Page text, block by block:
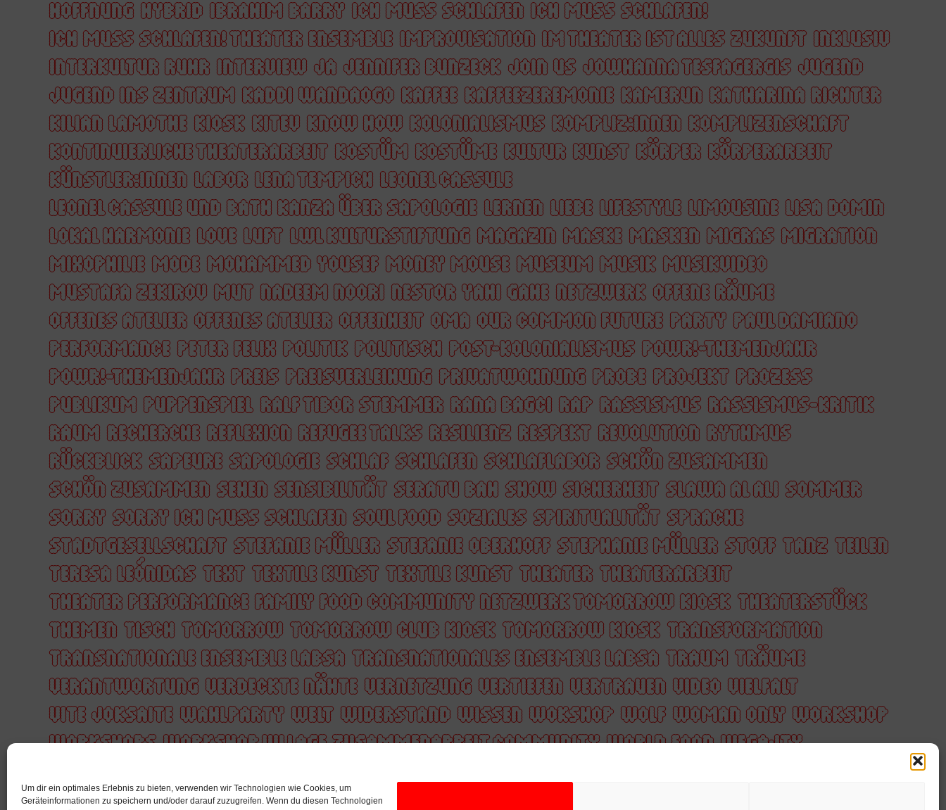
Um dir ein optimales Erlebnis zu bieten, verwenden wir Technologien wie Cookies, um
Geräteinformationen zu speichern und/oder darauf zuzugreifen. Wenn du diesen Technologien
HOFFNUNG HYBRID IBRAHIM BARRY ICH MUSS SCHLAFEN ICH MUSS SCHLAFEN!
ICH MUSS SCHLAFEN! THEATER ENSEMBLE IMPROVISATION IM THEATER IST ALLES ZUKUNFT INKLUSIV
INTERKULTUR RUHR INTERVIEW JA JENNIFER BUNZECK JOIN US JOWHANNA TESFAGERGIS JUGEND
JUGEND INS ZENTRUM KADDI WANDAOGO KAFFEE KAFFEEZEREMONIE KAMERUN KATHARINA RICHTER
KILIAN LAMOTHE KIOSK KITEV KNOW HOW KOLONIALISMUS KOMPLIZ:INNEN KOMPLIZENSCHAFT
KONTINUIERLICHE THEATERARBEIT KOSTÜM KOSTÜME KULTUR KUNST KÖRPER KÖRPERARBEIT
KÜNSTLER:INNEN LABOR LENA TEMPICH LEONEL CASSULE
LEONEL CASSULE UND BATH KANZA ÜBER SAPOLOGIE LERNEN LIEBE LIFESTYLE LIMOUSINE LISA DOMIN
LOKAL HARMONIE LOVE LUFT LWL KULTURSTIFTUNG MAGAZIN MASKE MASKEN MIGRAS MIGRATION
MIXOPHILIE MODE MOHAMMED YOUSEF MONEY MOUSE MUSEUM MUSIK MUSIKVIDEO
MUSTAFA ZEKIROV MUT NADEEM NOORI NESTOR YAHI GAHE NETZWERK OFFENE RÄUME
OFFENES ATELIER OFFENES ATELIER OFFENHEIT OMA OUR COMMON FUTURE PARTY PAUL DAMIANO
PERFORMANCE PETER FELIX POLITIK POLITISCH POST-KOLONIALISMUS POWR!-THEMENJAHR
POWR!-THEMENJAHR PREIS PREISVERLEIHUNG PRIVATWOHNUNG PROBE PROJEKT PROZESS
PUBLIKUM PUPPENSPIEL RALF TIBOR STEMMER RANA BAGCI RAP RASSISMUS RASSISMUS-KRITIK
RAUM RECHERCHE REFLEXION REFUGEE TALKS RESILIENZ RESPEKT REVOLUTION RYTHMUS
RÜCKBLICK SAPEURE SAPOLOGIE SCHLAF SCHLAFEN SCHLAFLABOR SCHÖN ZUSAMMEN
SCHÖN ZUSAMMEN SEHEN SENSIBILITÄT SERATU BAH SHOW SICHERHEIT SLAWA AL ALI SOMMER
SORRY SORRY ICH MUSS SCHLAFEN SOUL FOOD SOZIALES SPIRITUALITÄT SPRACHE
STADTGESELLSCHAFT STEFANIE MÜLLER STEFANIE OBERHOFF STEPHANIE MÜLLER STOFF TANZ TEILEN
TERESA LEÓNIDAS TEXT TEXTILE KUNST TEXTILE KUNST THEATER THEATERARBEIT
THEATER PERFORMANCE FAMILY FOOD COMMUNITY NETZWERK TOMORROW KIOSK THEATERSTÜCK
THEMEN TISCH TOMORROW TOMORROW CLUB KIOSK TOMORROW KIOSK TRANSFORMATION
TRANSNATIONALE ENSEMBLE LABSA TRANSNATIONALES ENSEMBLE LABSA TRAUM TRÄUME
VERANTWORTUNG VERDECKTE NÄHTE VERNETZUNG VERTIEFEN VERTRAUEN VIDEO VIELFALT
VITE JOKSAITE WAHLPARTY WELT WIDERSTAND WISSEN WOKSHOP WOLF WOMAN ONLY WORKSHOP
WORKSHOPS WORKSHOP VILLAGE ZUSAMMENARBEIT COMMUNITY WORLD FOOD WĘGAJTY
ZUSAMMENARBEIT ZÄRTLICHKEIT ÜBERFÜHRUNG